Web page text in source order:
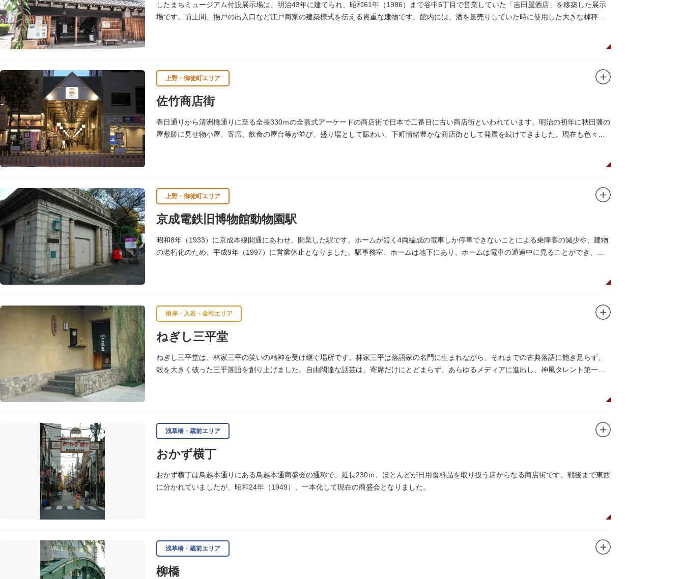
したまちミュージアム付設展示場は、明治43年に建てられ、昭和61年（1986）まで谷中6丁目で営業していた「吉田屋酒店」を移築した展示
場です。前土間、揚戸の出入口など江戸商家の建築様式を伝える貴重な建物です。館内には、酒を量売りしていた時に使用した大きな棹秤、
上野・御徒町エリア
佐竹商店街
春日通りから清洲橋通りに至る全長330ｍの全蓋式アーケードの商店街で日本で二番目に古い商店街といわれています。明治の初年に秋田藩の
屋敷跡に見せ物小屋、寄席、飲食の屋台等が並び、盛り場として賑わい、下町情緒豊かな商店街として発展を続けてきました。現在も色々な
上野・御徒町エリア
京成電鉄旧博物館動物園駅
昭和8年（1933）に京成本線開通にあわせ、開業した駅です。ホームが短く4両編成の電車しか停車できないことによる乗降客の減少や、建物
の老朽化のため、平成9年（1997）に営業休止となりました。駅事務室、ホームは地下にあり、ホームは電車の通過中に見ることができ、外
根岸・入谷・金杉エリア
ねぎし三平堂
ねぎし三平堂は、林家三平の笑いの精神を受け継ぐ場所です。林家三平は落語家の名門に生まれながら、それまでの古典落語に飽き足らず、
殻を大きく破った三平落語を創り上げました。自由闊達な話芸は、寄席だけにとどまらず、あらゆるメディアに進出し、神風タレント第一
浅草橋・蔵前エリア
おかず横丁
おかず横丁は鳥越本通りにある鳥越本通商盛会の通称で、延長230ｍ、ほとんどが日用食料品を取り扱う店からなる商店街です。戦後まで東西
に分かれていましたが、昭和24年（1949）、一本化して現在の商盛会となりました。
浅草橋・蔵前エリア
柳橋